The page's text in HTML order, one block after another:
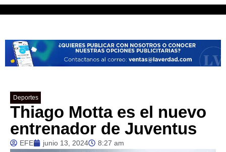
Deportes
Thiago Motta es el nuevo
entrenador de Juventus
EFE junio 13, 2024 8:27 am